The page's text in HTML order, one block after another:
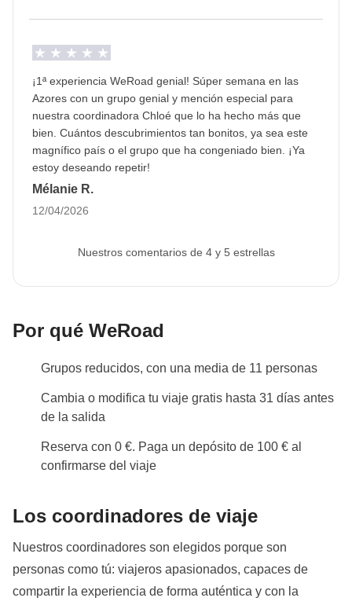
capaces de compartir el viaje como uno de tus
compañeros pero con la experiencia profesional de
tour leader para hacerte vivir la mejor experiencia de
viaje.
Visados y Vacunas
nosotros.
Ver todos los detalles
¡1ª experiencia WeRoad genial! Súper semana en las
Azores con un grupo genial y mención especial para
nuestra coordinadora Chloé que lo ha hecho más que
bien. Cuántos descubrimientos tan bonitos, ya sea este
magnífico país o el grupo que ha congeniado bien. ¡Ya
estoy deseando repetir!
Mélanie R.
12/04/2026
Nuestros comentarios de 4 y 5 estrellas
Por qué WeRoad
Grupos reducidos, con una media de 11 personas
Cambia o modifica tu viaje gratis hasta 31 días antes
de la salida
Reserva con 0 €. Paga un depósito de 100 € al
confirmarse del viaje
Los coordinadores de viaje
Nuestros coordinadores son elegidos porque son
personas como tú: viajeros apasionados, capaces de
compartir la experiencia de forma auténtica y con la